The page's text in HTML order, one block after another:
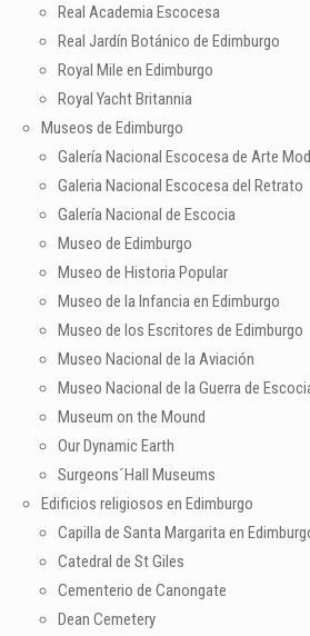
Real Academia Escocesa
Real Jardín Botánico de Edimburgo
Royal Mile en Edimburgo
Royal Yacht Britannia
Museos de Edimburgo
Galería Nacional Escocesa de Arte
Galeria Nacional Escocesa del Retrato
Galería Nacional de Escocia
Museo de Edimburgo
Museo de Historia Popular
Museo de la Infancia en Edimburgo
Museo de los Escritores de Edimburgo
Museo Nacional de la Aviación
Museo Nacional de la Guerra de
Museum on the Mound
Our Dynamic Earth
Surgeons´Hall Museums
Edificios religiosos en Edimburgo
Capilla de Santa Margarita en
Catedral de St Giles
Cementerio de Canongate
Dean Cemetery